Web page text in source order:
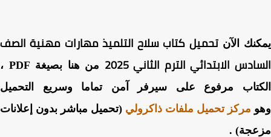
الآنتحميل كتاب سلاح التلميذ مهارات مهنية الصف
الابتدائي الترم الثاني 2025
من هنا بصيغة PDF ،
مرفوع على سيرفر آمن تماما وسريع التحميل
مركز تحميل ملفات ذاكرولي(تحميل مباشر بدون إعلانات
.